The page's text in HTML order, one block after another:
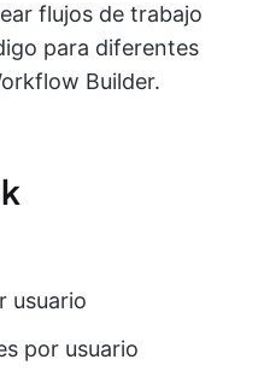
flujos de trabajo
para diferentes
Builder.
usuario
por usuario